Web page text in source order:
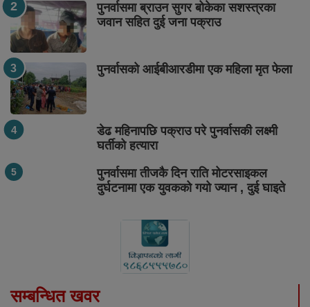
पुनर्वासमा ब्राउन सुगर बोकेका सशस्त्रका
जवान सहित दुई जना पक्राउ
पुनर्वासको आईबीआरडीमा एक महिला मृत फेला
डेढ महिनापछि पक्राउ परे पुनर्वासकी लक्ष्मी
घर्तीको हत्यारा
पुनर्वासमा तीजकै दिन राति मोटरसाइकल
दुर्घटनामा एक युवकको गयो ज्यान , दुई घाइते
सम्बन्धित खवर